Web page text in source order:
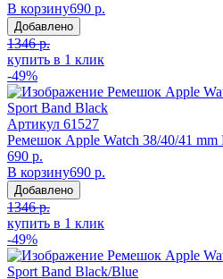
В корзину690 р.
Добавлено
1346 р.
купить в 1 клик
-49%
Артикул 61527
Ремешок Apple Watch 38/40/41 mm
690 р.
В корзину690 р.
Добавлено
1346 р.
купить в 1 клик
-49%